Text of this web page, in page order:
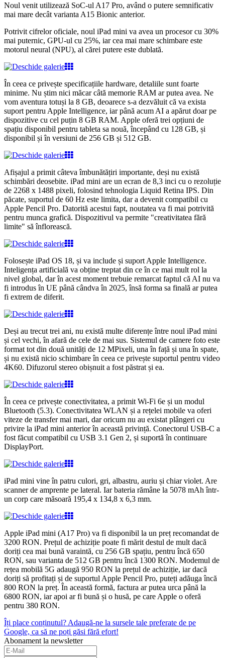
Noul venit utilizează SoC-ul A17 Pro, având o putere semnificativ
mai mare decât varianta A15 Bionic anterior.
Potrivit cifrelor oficiale, noul iPad mini va avea un procesor cu 30%
mai puternic, GPU-ul cu 25%, iar cea mai mare schimbare este
motorul neural (NPU), al cărei putere este dublată.
În ceea ce privește specificațiile hardware, detaliile sunt foarte
minime. Nu știm nici măcar câtă memorie RAM ar putea avea. Ne
vom aventura totuși la 8 GB, deoarece s-a dezvăluit că va exista
suport pentru Apple Intelligence, iar până acum AI a apărut doar pe
dispozitive cu cel puțin 8 GB RAM. Apple oferă trei opțiuni de
spațiu disponibil pentru tableta sa nouă, începând cu 128 GB, și
disponibil și în versiuni de 256 GB și 512 GB.
Afișajul a primit câteva îmbunătățiri importante, deși nu există
schimbări deosebite. iPad mini are un ecran de 8,3 inci cu o rezoluție
de 2268 x 1488 pixeli, folosind tehnologia Liquid Retina IPS. Din
păcate, suportul de 60 Hz este limita, dar a devenit compatibil cu
Apple Pencil Pro. Datorită acestui fapt, noutatea va fi mai potrivită
pentru munca grafică. Dispozitivul va permite "creativitatea fără
limite" să înflorească.
Folosește iPad OS 18, și va include și suport Apple Intelligence.
Inteligența artificială va obține treptat din ce în ce mai mult rol la
nivel global, dar în acest moment trebuie remarcat faptul că AI nu va
fi introdus în UE până cândva în 2025, însă forma sa finală ar putea
fi extrem de diferit.
Deși au trecut trei ani, nu există multe diferențe între noul iPad mini
și cel vechi, în afară de cele de mai sus. Sistemul de camere foto este
format tot din două unități de 12 MPixeli, una în față și una în spate,
și nu există nicio schimbare în ceea ce privește suportul pentru video
4K60. Difuzorul stereo obișnuit a fost păstrat și ea.
În ceea ce privește conectivitatea, a primit Wi-Fi 6e și un modul
Bluetooth (5.3). Conectivitatea WLAN și a rețelei mobile va oferi
viteze de transfer mai mari, dar oricum nu au existat plângeri cu
privire la iPad mini anterior în această privință. Conectorul USB-C a
fost făcut compatibil cu USB 3.1 Gen 2, și suportă în continuare
DisplayPort.
iPad mini vine în patru culori, gri, albastru, auriu și chiar violet. Are
scanner de amprente pe lateral. Iar bateria rămâne la 5078 mAh într-
un corp care măsoară 195,4 x 134,8 x 6,3 mm.
Apple iPad mini (A17 Pro) va fi disponibil la un preț recomandat de
3200 RON. Prețul de achiziție poate fi mărit destul de mult dacă
doriți cea mai bună varaintă, cu 256 GB spațiu, pentru încă 650
RON, sau varianta de 512 GB pentru încă 1300 RON. Modemul de
rețea mobilă 5G adaugă 950 RON la prețul de achiziție, iar dacă
doriți să profitați și de suportul Apple Pencil Pro, puteți adăuga încă
800 RON la preț. În această formă, factura ar putea urca până la
6800 RON, iar apoi ar fi bună și o husă, pe care Apple o oferă
pentru 380 RON.
Îți place conținutul? Adaugă-ne la sursele tale preferate de pe
Google, ca să ne poți găsi fără efort!
Abonament la newsletter